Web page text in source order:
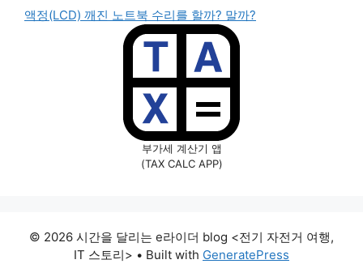
액정(LCD) 깨진 노트북 수리를 할까? 말까?
부가세 계산기 앱
(TAX CALC APP)
© 2026 시간을 달리는 e라이더 blog <전기 자전거 여행,
IT 스토리> • Built with GeneratePress